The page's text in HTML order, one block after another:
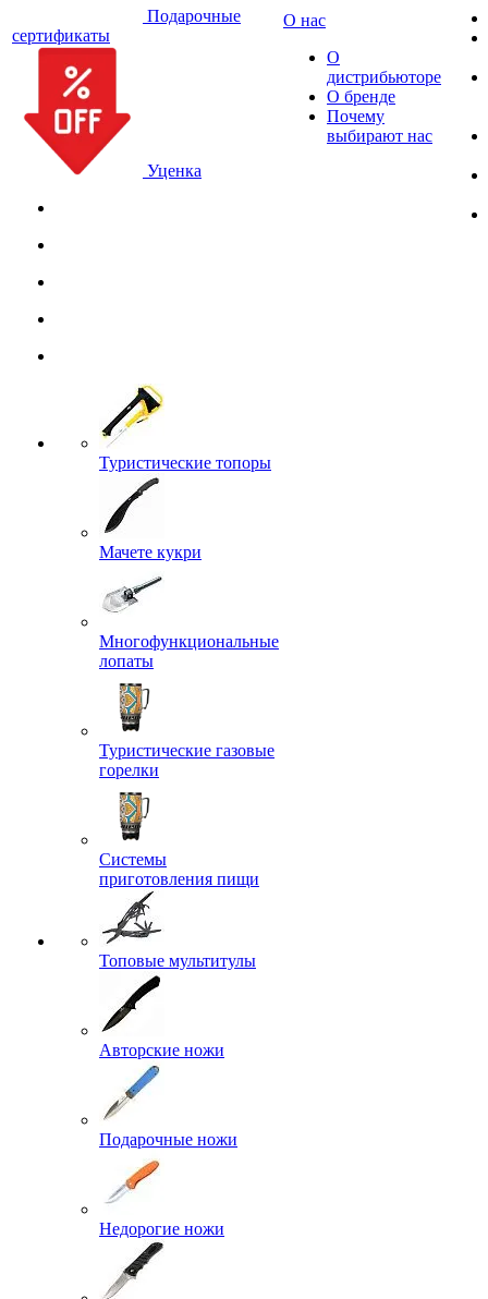
Подарочные
сертификаты
Уценка
Туристические топоры
Мачете кукри
Многофункциональные
лопаты
Туристические газовые
горелки
Системы
приготовления пищи
Топовые мультитулы
Авторские ножи
Подарочные ножи
Недорогие ножи
О нас
О
дистрибьюторе
О бренде
Почему
выбирают нас